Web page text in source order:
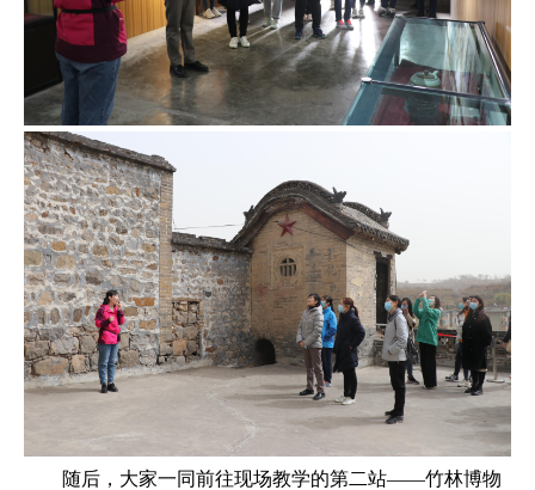
随后，大家一同前往现场教学的第二站——竹林博物